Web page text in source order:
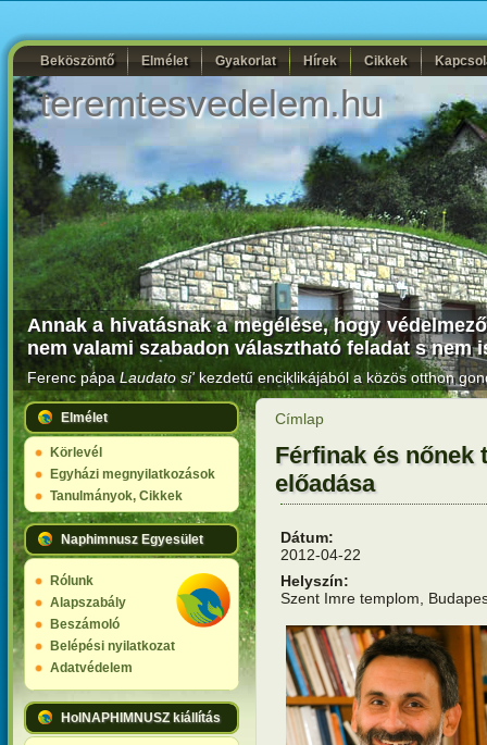
Beköszöntő Elmélet Gyakorlat Hírek Cikkek
teremtesvedelem.hu
Annak a hivatásnak a megélése, hogy
nem valami szabadon választható feladat s
Ferenc pápaLaudato si'kezdetű enciklikájából a közös otthon
Elmélet
Körlevél
Egyházi megnyilatkozások
Tanulmányok, Cikkek
Naphimnusz Egyesület
Rólunk
Alapszabály
Beszámoló
Belépési nyilatkozat
Adatvédelem
HolNAPHIMNUSZ kiállítás
Címlap
Férfinak és nőnek
előadása
Dátum:
2012-04-22
Helyszín:
Szent Imre templom,